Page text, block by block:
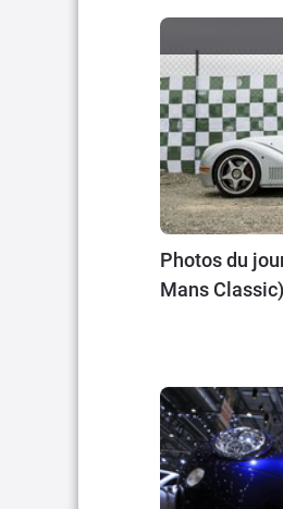
Photos du
Mans Classic)